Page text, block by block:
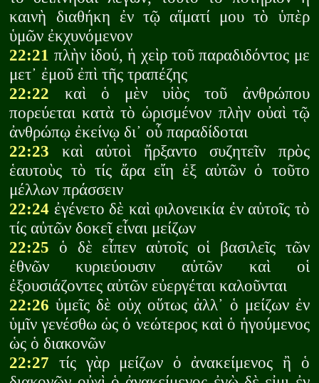
καινὴ διαθήκη ἐν τῷ αἵματί μου τὸ ὑπὲρ
ὑμῶν ἐκχυνόμενον
22:21 πλὴν ἰδού, ἡ χεὶρ τοῦ παραδιδόντος με
μετ᾽ ἐμοῦ ἐπὶ τῆς τραπέζης
22:22 καὶ ὁ μὲν υἱὸς τοῦ ἀνθρώπου
πορεύεται κατὰ τὸ ὡρισμένον πλὴν οὐαὶ τῷ
ἀνθρώπῳ ἐκείνῳ δι᾽ οὗ παραδίδοται
22:23 καὶ αὐτοὶ ἤρξαντο συζητεῖν πρὸς
ἑαυτοὺς τὸ τίς ἄρα εἴη ἐξ αὐτῶν ὁ τοῦτο
μέλλων πράσσειν
22:24 ἐγένετο δὲ καὶ φιλονεικία ἐν αὐτοῖς τὸ
τίς αὐτῶν δοκεῖ εἶναι μείζων
22:25 ὁ δὲ εἶπεν αὐτοῖς οἱ βασιλεῖς τῶν
ἐθνῶν κυριεύουσιν αὐτῶν καὶ οἱ
ἐξουσιάζοντες αὐτῶν εὐεργέται καλοῦνται
22:26 ὑμεῖς δὲ οὐχ οὕτως ἀλλ᾽ ὁ μείζων ἐν
ὑμῖν γενέσθω ὡς ὁ νεώτερος καὶ ὁ ἡγούμενος
ὡς ὁ διακονῶν
22:27 τίς γὰρ μείζων ὁ ἀνακείμενος ἢ ὁ